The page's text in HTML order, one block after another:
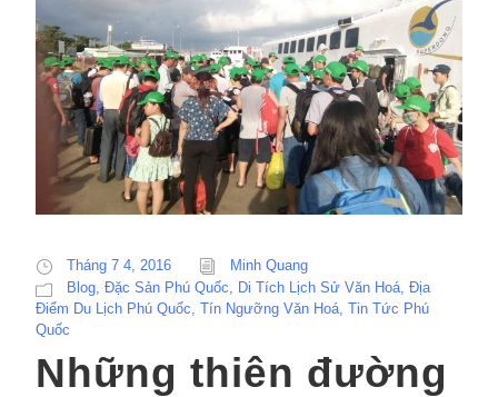
Tháng 7 4, 2016
Minh Quang
Blog, Đặc Sản Phú Quốc, Di Tích Lịch Sử Văn Hoá, Địa
Điểm Du Lịch Phú Quốc, Tín Ngưỡng Văn Hoá, Tin Tức Phú
Quốc
Những thiên đường